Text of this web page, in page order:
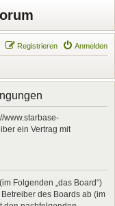
Anmelden
Registrieren
www.starbase-
ein Vertrag mit
Folgenden „das Board“)
des Boards ab (im